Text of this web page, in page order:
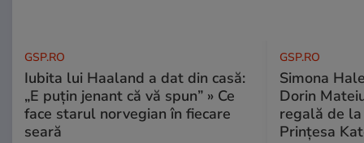
GSP.RO
Iubita lui Haaland a dat din casă:
„E puțin jenant că vă spun” » Ce
face starul norvegian în fiecare
seară
GSP.RO
Simona
Dorin
regală de
Prințesa